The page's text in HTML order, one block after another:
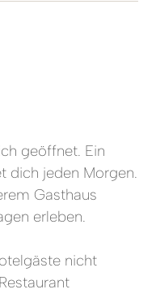
geöffnet. Ein
dich jeden Morgen.
Gasthaus
erleben.
nicht